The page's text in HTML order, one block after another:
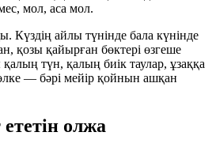
мол, аса мол.
Күздің айлы түнінде бала күнінде
қозы қайырған бөктері өзгеше
түн, қалың биік таулар, ұзаққа
— бәрі мейір қойнын ашқан
олжа